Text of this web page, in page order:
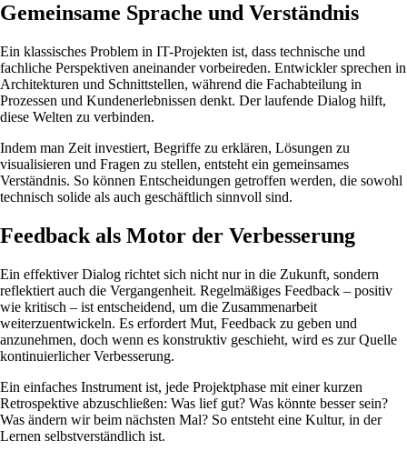
Gemeinsame Sprache und Verständnis
Ein klassisches Problem in IT-Projekten ist, dass technische und
fachliche Perspektiven aneinander vorbeireden. Entwickler sprechen in
Architekturen und Schnittstellen, während die Fachabteilung in
Prozessen und Kundenerlebnissen denkt. Der laufende Dialog hilft,
diese Welten zu verbinden.
Indem man Zeit investiert, Begriffe zu erklären, Lösungen zu
visualisieren und Fragen zu stellen, entsteht ein gemeinsames
Verständnis. So können Entscheidungen getroffen werden, die sowohl
technisch solide als auch geschäftlich sinnvoll sind.
Feedback als Motor der Verbesserung
Ein effektiver Dialog richtet sich nicht nur in die Zukunft, sondern
reflektiert auch die Vergangenheit. Regelmäßiges Feedback – positiv
wie kritisch – ist entscheidend, um die Zusammenarbeit
weiterzuentwickeln. Es erfordert Mut, Feedback zu geben und
anzunehmen, doch wenn es konstruktiv geschieht, wird es zur Quelle
kontinuierlicher Verbesserung.
Ein einfaches Instrument ist, jede Projektphase mit einer kurzen
Retrospektive abzuschließen: Was lief gut? Was könnte besser sein?
Was ändern wir beim nächsten Mal? So entsteht eine Kultur, in der
Lernen selbstverständlich ist.